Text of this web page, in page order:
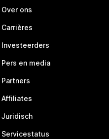
Over ons
Carrières
Investeerders
Pers en media
Partners
Affiliates
Juridisch
Servicestatus